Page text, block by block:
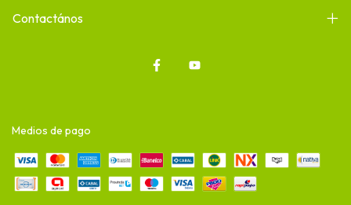
Contactános
Medios de pago